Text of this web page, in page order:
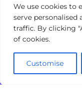
We use cookies to
serve personalised
traffic. By clicking
of cookies.
Customise
Política